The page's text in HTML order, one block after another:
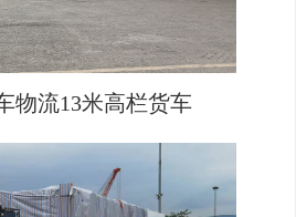
物流13米高栏货车